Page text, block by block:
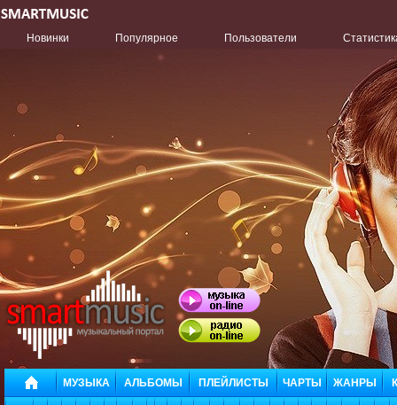
Новинки Популярное Пользователи
МУЗЫКА АЛЬБОМЫ ПЛЕЙЛИСТЫ ЧАРТЫ ЖАНРЫ